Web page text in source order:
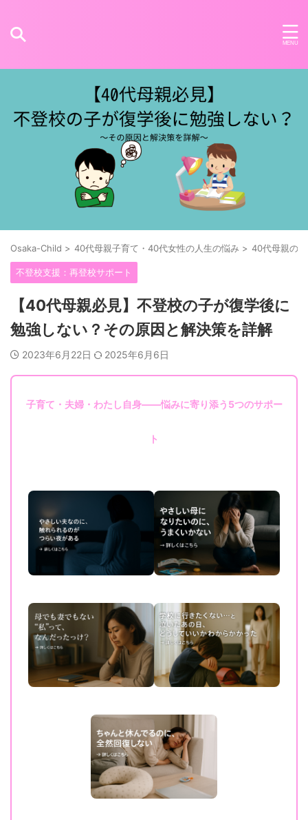
Osaka-Child > 40代母親子育て・40代女性の人生の悩み > 40代母親の
不登校支援：再登校サポート
【40代母親必見】不登校の子が復学後に
勉強しない？その原因と解決策を詳解
2023年6月22日 2025年6月6日
子育て・夫婦・わたし自身——悩みに寄り添う5つのサポー
ト